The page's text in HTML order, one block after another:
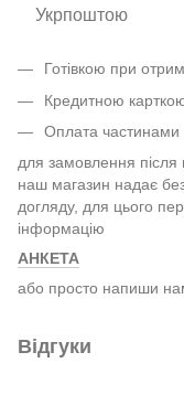
Укрпоштою
Готівкою при
Кредитною
Оплата
для замовлення після
наш магазин надає
догляду, для цього
інформацію
АНКЕТА
або просто напиши
Відгуки